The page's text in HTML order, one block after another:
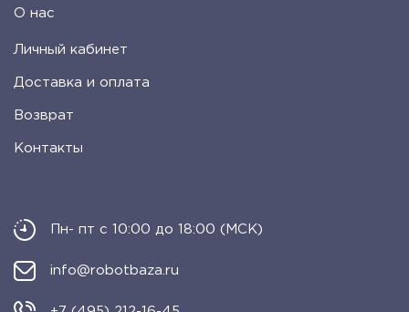
О нас
Личный кабинет
Доставка и оплата
Возврат
Контакты
Пн- пт с 10:00 до 18:00 (МСК)
info@robotbaza.ru